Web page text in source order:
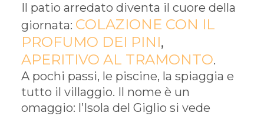
Il patio arredato diventa il cuore della
giornata: COLAZIONE CON IL
PROFUMO DEI PINI,
APERITIVO AL TRAMONTO.
A pochi passi, le piscine, la spiaggia e
tutto il villaggio. Il nome è un
omaggio: l’Isola del Giglio si vede